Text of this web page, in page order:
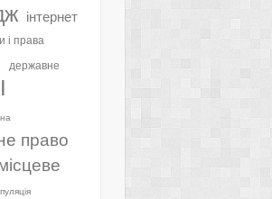
інтернет
і права
державне
право